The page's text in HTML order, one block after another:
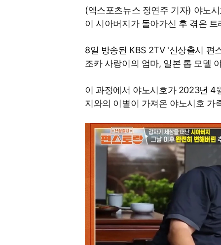
(엑스포츠뉴스 정연주 기자) 야노
이 시아버지가 돌아가신 후 겪은
8일 방송된 KBS 2TV '신상출시 편
조카 사랑이의 엄마, 일본 톱 모델
이 과정에서 야노시호가 2023년 4
지와의 이별이 가져온 야노시호